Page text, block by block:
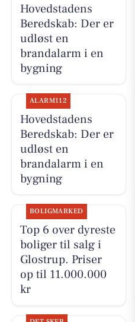
Hovedstadens
Beredskab: Der er
udløst en
brandalarm i en
bygning
ALARM112
Hovedstadens
Beredskab: Der er
udløst en
brandalarm i en
bygning
BOLIGMARKED
Top 6 over dyreste
boliger til salg i
Glostrup. Priser
op til 11.000.000
kr